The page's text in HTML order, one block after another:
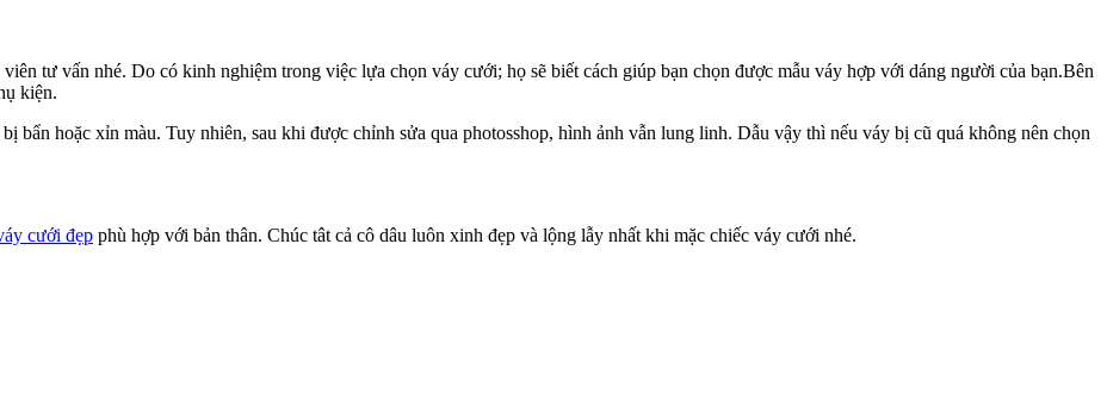
tư vấn nhé. Do có kinh nghiệm trong việc lựa chọn váy cưới; họ sẽ biết cách giúp bạn chọn được mẫu váy hợp với dáng người của bạn.Bên
kiện.
bẩn hoặc xỉn màu. Tuy nhiên, sau khi được chỉnh sửa qua photosshop, hình ảnh vẫn lung linh. Dẫu vậy thì nếu váy bị cũ quá không nên chọn
cưới đẹp phù hợp với bản thân. Chúc tât cả cô dâu luôn xinh đẹp và lộng lẫy nhất khi mặc chiếc váy cưới nhé.